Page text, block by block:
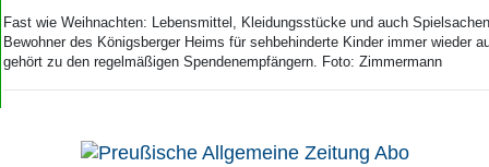
Fast wie Weihnachten: Lebensmittel, Kleidungsstücke und auch
Bewohner des Königsberger Heims für sehbehinderte Kinder immer wieder
gehört zu den regelmäßigen Spendenempfängern. Foto: Zimmermann